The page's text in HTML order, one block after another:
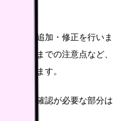
応じて追加・修正を行いま
、次回までの注意点など、
確認します。
医師の確認が必要な部分は